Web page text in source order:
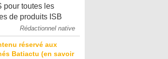
pour toutes les
de produits ISB
Rédactionnel native